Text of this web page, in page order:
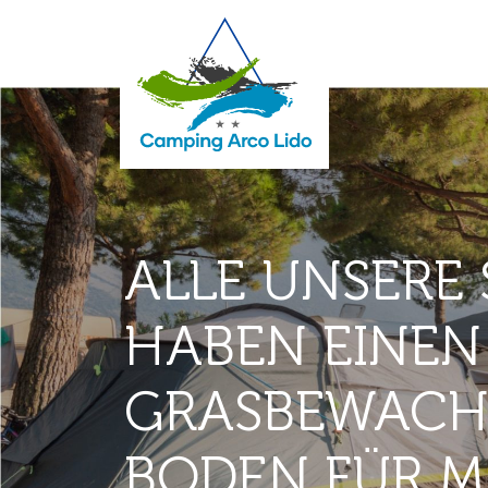
ALLE UNSERE
HABEN EINEN